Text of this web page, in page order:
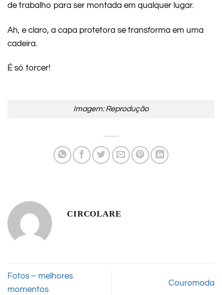
de trabalho para ser montada em qualquer lugar.
Ah, e claro, a capa protetora se transforma em uma
cadeira.
É só torcer!
Imagem: Reprodução
CIRCOLARE
Fotos – melhores
momentos
Couromoda